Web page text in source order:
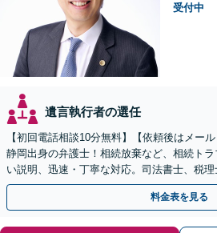
受付中
遺言執行者の選任
【初回電話相談10分無料】【依頼後はメー
静岡出身の弁護士！相続放棄など、相続ト
い説明、迅速・丁寧な対応。司法書士、税
し、遺産相続をトータルサポート【完全個室
料金表を見る